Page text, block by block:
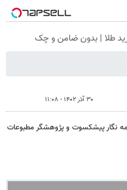
۳۰ آذر ۱۴۰۲ - ۱۱:۰۸